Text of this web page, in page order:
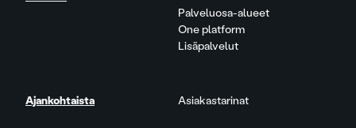
Palveluosa-alueet
One platform
Lisäpalvelut
Ajankohtaista Asiakastarinat